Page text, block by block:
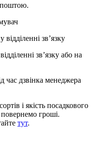
відділенні зв’язку
зв’язку або на
час дзвінка менеджера
і якість посадкового
гроші.
тут.